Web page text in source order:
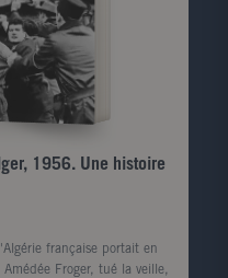
1956. Une histoire
française portait en
Froger, tué la veille,